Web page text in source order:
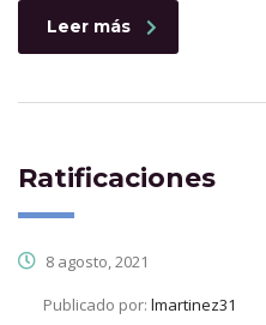
Leer más
Ratificaciones
8 agosto, 2021
Publicado por: lmartinez31